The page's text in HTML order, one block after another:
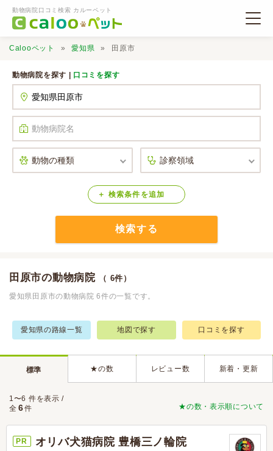
動物病院口コミ検索 カルーペット
口コミ検索
Calooペットとは？
Calooペット 愛知県 田原市
動物病院を探す | 口コミを探す
検索条件 を追加
検索する
田原市の動物病院 （ 6件）
愛知県田原市の動物病院 6件の一覧です。
愛知県の路線一覧 地図で探す 口コミを探す
標準 ★の数 レビュー数 新着・更新
★の数・表示順について
1〜6 件を表示 /
全 6件
PR オリバ犬猫病院 豊橋三ノ輪院